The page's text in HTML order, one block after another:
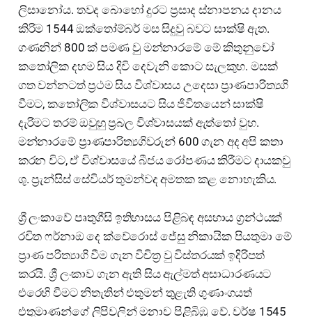
ලිසානෝය. තවද බොහෝ දුරට ප්‍රසාද ස්නාපනය දානය
කිරිම 1544 ඔක්තෝම්බර් මස සිදුවු බවට සාක්ෂි ඇත.
ගණනින් 800 ක් පමණ වු මන්නාරමේ මේ කිතුනුවෝ
කතෝලික දහම සිය දිවි දෙවැනි කොට සැලකුහ. මසක්
ගත වන්නටත් ප්‍රථම සිය විශ්වාසය උදෙසා ප්‍රාණපාරිත්‍යගි
වීමට, කතෝලික විශ්වාසයට සිය ජිවිතයෙන් සාක්ෂි
දැරිමට තරම් ඔවුහු ප්‍රබල විශ්වාසයක් ඇත්තෝ වුහ.
මන්නාරමේ ප්‍රාණපාරිත්‍යගිවරුන් 600 ගැන අද අපි කතා
කරන විට, ඒ විශ්වාසයේ බීජය රෝපණය කිරීමට දායකවු
ශු. ප්‍රැන්සිස් සේවියර් තුමන්වද අමතක කළ නොහැකිය.
ශ්‍රී ලංකාවේ පෘතුගීසි ඉතිහාසය පිළිබඳ අසහාය ග්‍රන්ථයක්
රචිත ෆර්නාඔ දෙ ක්වේරොස් ජේසු නිකායික පියතුමා මේ
ප්‍රාණ පරිත්‍යාගි වීම ගැන විචිත්‍ර වු විස්තරයක් ඉදිරිපත්
කරයි. ශ්‍රී ලංකාව ගැන ඇති සිය ඇල්මත් අසාධාරණයට
එරෙහි වීමට නිතැතින් එතුමන් තුළැති ගුණාංගයත්
එතුමාණන්ගේ ලිපිවලින් මනාව පිළිබිඹු වේ. වර්ෂ 1545